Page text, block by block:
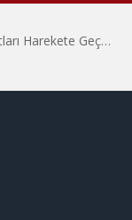
Hiroşima’nın 81. Yılında İtalyan Savaş Karşıtları Harekete Geçti: “Hatırlamak yeterli değil”